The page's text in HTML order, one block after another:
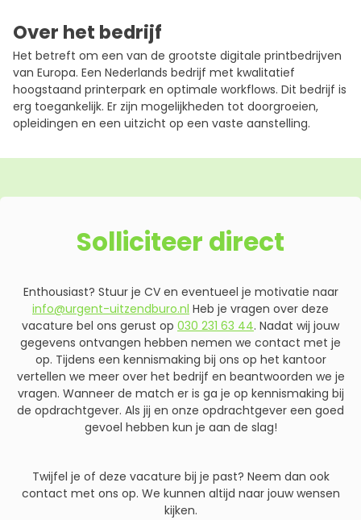
Over het bedrijf
Het betreft om een van de grootste digitale printbedrijven
van Europa. Een Nederlands bedrijf met kwalitatief
hoogstaand printerpark en optimale workflows. Dit bedrijf is
erg toegankelijk. Er zijn mogelijkheden tot doorgroeien,
opleidingen en een uitzicht op een vaste aanstelling.
Solliciteer direct
Enthousiast? Stuur je CV en eventueel je motivatie naar
info@urgent-uitzendburo.nl Heb je vragen over deze
vacature bel ons gerust op 030 231 63 44. Nadat wij jouw
gegevens ontvangen hebben nemen we contact met je
op. Tijdens een kennismaking bij ons op het kantoor
vertellen we meer over het bedrijf en beantwoorden we je
vragen. Wanneer de match er is ga je op kennismaking bij
de opdrachtgever. Als jij en onze opdrachtgever een goed
gevoel hebben kun je aan de slag!
Twijfel je of deze vacature bij je past? Neem dan ook
contact met ons op. We kunnen altijd naar jouw wensen
kijken.